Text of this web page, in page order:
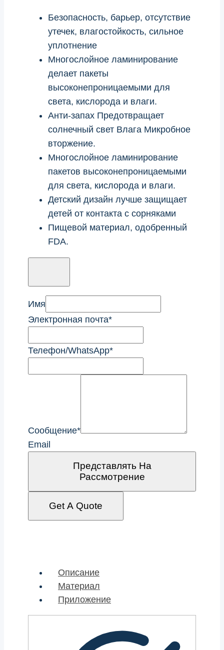
Безопасность, барьер, отсутствие
утечек, влагостойкость, сильное
уплотнение
Многослойное ламинирование
делает пакеты
высоконепроницаемыми для
света, кислорода и влаги.
Анти-запах Предотвращает
солнечный свет Влага Микробное
вторжение.
Многослойное ламинирование
пакетов высоконепроницаемыми
для света, кислорода и влаги.
Детский дизайн лучше защищает
детей от контакта с сорняками
Пищевой материал, одобренный
FDA.
Имя
Электронная почта*
Телефон/WhatsApp*
Сообщение*
Email
Представлять На
Рассмотрение
Get A Quote
Описание
Материал
Приложение